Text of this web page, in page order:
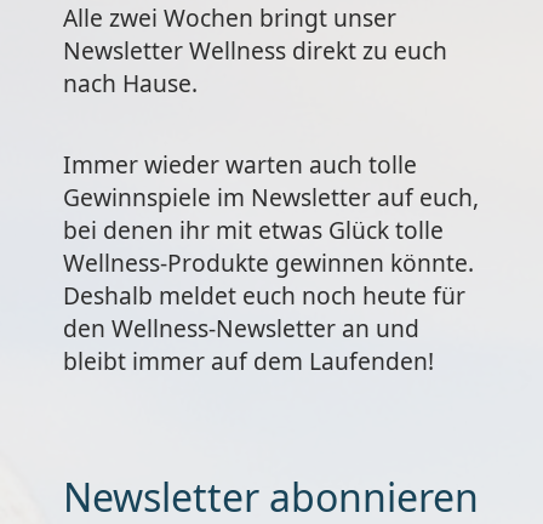
Alle zwei Wochen bringt unser
Newsletter Wellness direkt zu euch
nach Hause.
Immer wieder warten auch tolle
Gewinnspiele im Newsletter auf euch,
bei denen ihr mit etwas Glück tolle
Wellness-Produkte gewinnen könnte.
Deshalb meldet euch noch heute für
den Wellness-Newsletter an und
bleibt immer auf dem Laufenden!
Newsletter abonnieren